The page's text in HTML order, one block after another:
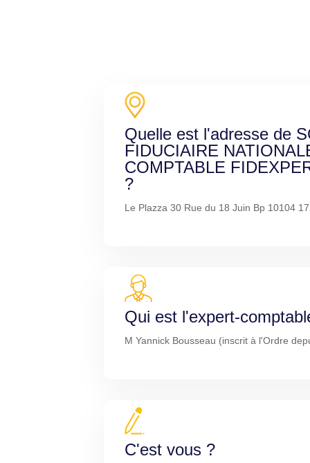
Quelle est l'adresse de
FIDUCIAIRE
COMPTABLE
?
Le Plazza 30 Rue du 18 Juin Bp 10104
Qui est l'expert-
M Yannick Bousseau (inscrit à l'Ordre
C'est vous ?